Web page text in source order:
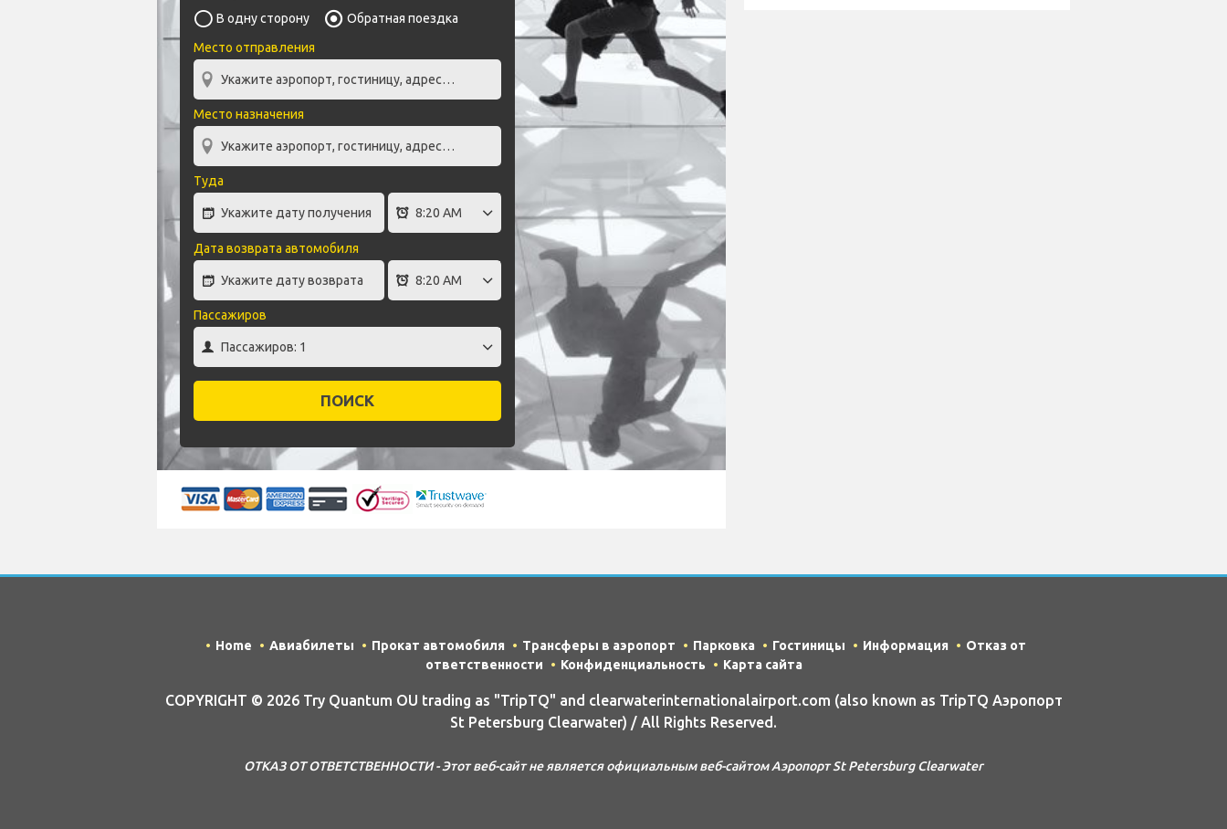
В одну сторону
Обратная поездка
Место отправления
Место назначения
Туда
Дата возврата автомобиля
Пассажиров
ПОИСК
Home Авиабилеты Прокат автомобиля Трансферы в аэропорт Парковка Гостиницы Информация
Отказ от
ответственности
Конфиденциальность Карта сайта
COPYRIGHT © 2026 Try Quantum OU trading as "TripTQ" and clearwaterinternationalairport.com (also known as TripTQ Аэропорт
St Petersburg Clearwater) / All Rights Reserved.
ОТКАЗ ОТ ОТВЕТСТВЕННОСТИ - Этот веб-сайт не является официальным веб-сайтом Аэропорт St Petersburg Clearwater